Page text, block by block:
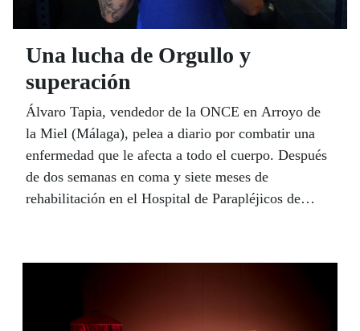
Una lucha de Orgullo y
superación
Álvaro Tapia, vendedor de la ONCE en Arroyo de
la Miel (Málaga), pelea a diario por combatir una
enfermedad que le afecta a todo el cuerpo. Después
de dos semanas en coma y siete meses de
rehabilitación en el Hospital de Parapléjicos de
irreversible. La suya es una historia de fuerza, amor
superación. | LUIS GRESA